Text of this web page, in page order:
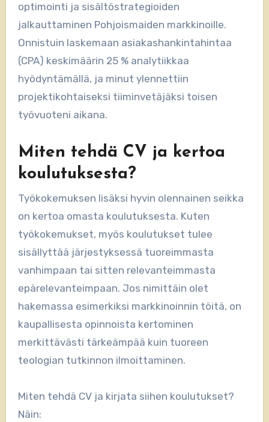
optimointi ja sisältöstrategioiden
jalkauttaminen Pohjoismaiden markkinoille.
Onnistuin laskemaan asiakashankintahintaa
(CPA) keskimäärin 25 % analytiikkaa
hyödyntämällä, ja minut ylennettiin
projektikohtaiseksi tiiminvetäjäksi toisen
työvuoteni aikana.
Miten tehdä CV ja kertoa
koulutuksesta?
Työkokemuksen lisäksi hyvin olennainen seikka
on kertoa omasta koulutuksesta. Kuten
työkokemukset, myös koulutukset tulee
sisällyttää järjestyksessä tuoreimmasta
vanhimpaan tai sitten relevanteimmasta
epärelevanteimpaan. Jos nimittäin olet
hakemassa esimerkiksi markkinoinnin töitä, on
kaupallisesta opinnoista kertominen
merkittävästi tärkeämpää kuin tuoreen
teologian tutkinnon ilmoittaminen.
Miten tehdä CV ja kirjata siihen koulutukset?
Näin: